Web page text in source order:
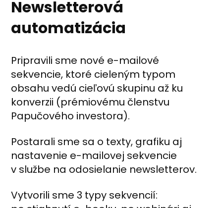
Newsletterová
automatizácia
Pripravili sme nové e-mailové
sekvencie, ktoré cieleným typom
obsahu vedú cieľovú skupinu až ku
konverzii (prémiovému členstvu
Papučového investora).
Postarali sme sa o texty, grafiku aj
nastavenie e-mailovej sekvencie
v službe na odosielanie newsletterov.
Vytvorili sme 3 typy sekvencií: